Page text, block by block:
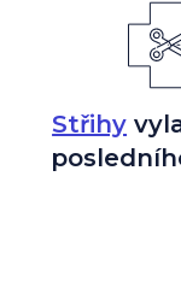
Střihy